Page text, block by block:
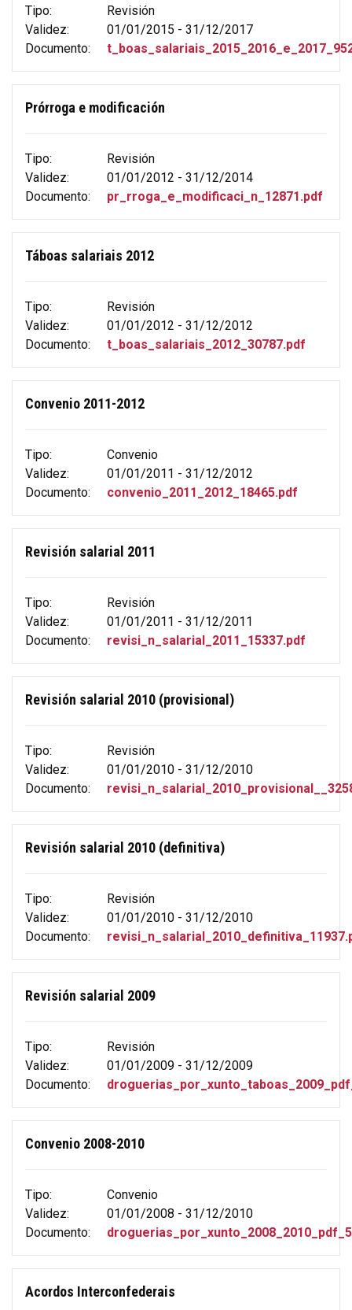
Tipo:
Revisión
Validez:
01/01/2015 - 31/12/2017
Documento:
Prórroga e modificación
Tipo:
Revisión
Validez:
01/01/2012 - 31/12/2014
Documento:
pr_rroga_e_modificaci_n_12871.pdf
Táboas salariais 2012
Tipo:
Revisión
Validez:
01/01/2012 - 31/12/2012
Documento:
t_boas_salariais_2012_30787.pdf
Convenio 2011-2012
Tipo:
Convenio
Validez:
01/01/2011 - 31/12/2012
Documento:
convenio_2011_2012_18465.pdf
Revisión salarial 2011
Tipo:
Revisión
Validez:
01/01/2011 - 31/12/2011
Documento:
revisi_n_salarial_2011_15337.pdf
Revisión salarial 2010 (provisional)
Tipo:
Revisión
Validez:
01/01/2010 - 31/12/2010
Documento:
Revisión salarial 2010 (definitiva)
Tipo:
Revisión
Validez:
01/01/2010 - 31/12/2010
Documento:
Revisión salarial 2009
Tipo:
Revisión
Validez:
01/01/2009 - 31/12/2009
Documento:
Convenio 2008-2010
Tipo:
Convenio
Validez:
01/01/2008 - 31/12/2010
Documento:
Acordos Interconfederais